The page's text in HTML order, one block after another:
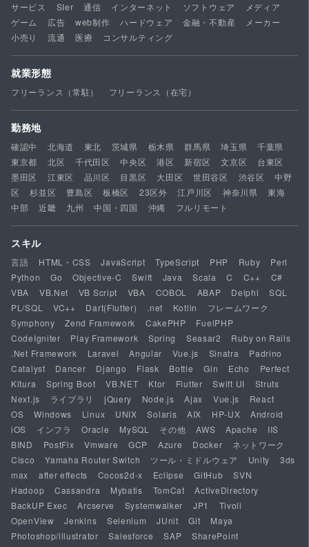
サービス SIer 通信 インターネット ソフトウェア
メディア
ゲーム
広告 web制作 ハードウェア 金融・不動産
メーカー
小売り
流通 医療 コンサルティング
就業形態
フリーランス（常駐） フリーランス（在宅）
勤務地
確認中 北海道 東北 茨城県 栃木県 群馬県 埼玉県
千葉県
東京都
北区 千代田区 中央区 港区 新宿区 文京区
台東区
墨田区
江東区 品川区 目黒区 大田区 世田谷区 渋谷区
中野
区
杉並区 豊島区 板橋区 23区外 江戸川区 神奈川県
東海
中部
近畿 九州 中国・四国 沖縄 フルリモート
スキル
言語 HTML・CSS JavaScript TypeScript PHP Ruby
Perl
Python
Go Objective-C Swift Java Scala C C++
C#
VBA
VB.Net VB Script VBA COBOL ABAP Delphi
SQL
PL/SQL
VC++ Dart(Flutter) .net Kotlin
フレームワーク
Symphony
Zend Framework CakePHP
FuelPHP
CodeIgniter
Play Framework Spring Seasar2
Ruby on Rails
.Net Framework
Laravel Angular Vue.js Sinatra
Padrino
Catalyst
Dancer Django Flask Bottle Gin Echo
Perfect
Kitura
Spring Boot VB.NET Ktor Flutter Swift UI
Struts
Next.js
ライブラリ jQuery Node.js Ajax Vue.js
React
OS
Windows Linux UNIX Solaris AIX HP-UX
Android
iOS
インフラ Oracle MySQL その他 AWS Apache
IIS
BIND
PostFix Vmware GCP Azure Docker
ネットワーク
Cisco
Yamaha Router Switch ツール・ミドルウェア Unity
3ds
max
after effects Cocos2d-x Eclipse GitHub
SVN
Hadoop
Cassandra Mybatis TomCat
ActiveDirectory
BackUP Exec
Arcserve Systemwalker JP1
Tivoli
OpenView
Jenkins Selenium JUnit Git
Maya
Photoshop/illustrator
Salesforce SAP SharePoint